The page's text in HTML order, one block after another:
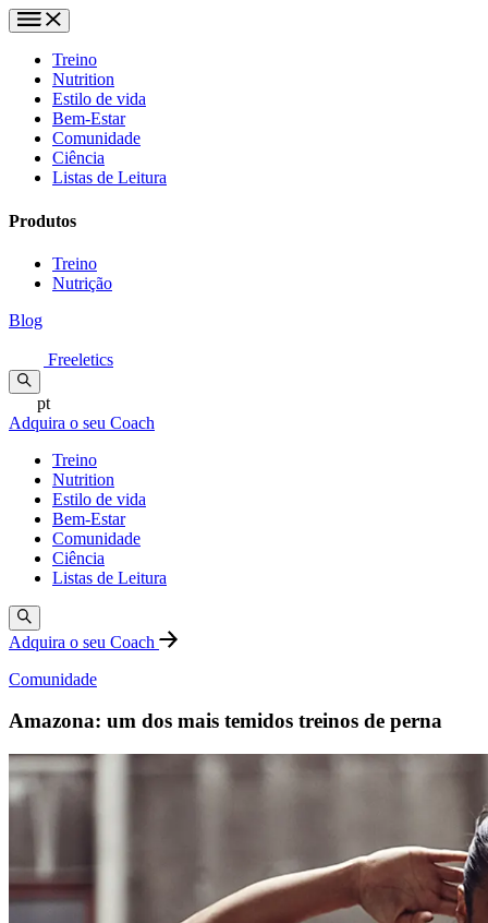
Treino
Nutrition
Estilo de vida
Bem-Estar
Comunidade
Ciência
Listas de Leitura
Produtos
Treino
Nutrição
Blog
Freeletics
pt
Adquira o seu Coach
Treino
Nutrition
Estilo de vida
Bem-Estar
Comunidade
Ciência
Listas de Leitura
Adquira o seu Coach
Comunidade
Amazona: um dos mais temidos treinos de perna